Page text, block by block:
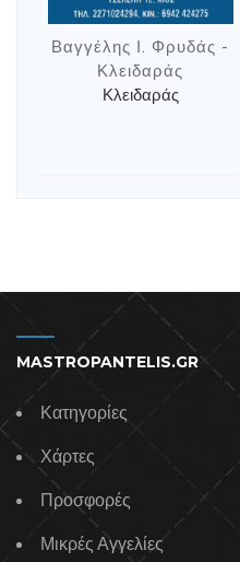
Βαγγέλης Ι. Φρυδάς -
Κλειδαράς
Κλειδαράς
MASTROPANTELIS.GR
Κατηγορίες
Χάρτες
Προσφορές
Μικρές Αγγελίες